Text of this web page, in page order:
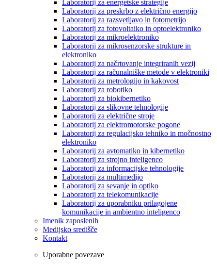
Laboratorij za energetske strategije
Laboratorij za preskrbo z električno energijo
Laboratorij za razsvetljavo in fotometrijo
Laboratorij za fotovoltaiko in optoelektroniko
Laboratorij za mikroelektroniko
Laboratorij za mikrosenzorske strukture in
elektroniko
Laboratorij za načrtovanje integriranih vezij
Laboratorij za računalniške metode v elektroniki
Laboratorij za metrologijo in kakovost
Laboratorij za robotiko
Laboratorij za biokibernetiko
Laboratorij za slikovne tehnologije
Laboratorij za električne stroje
Laboratorij za elektromotorske pogone
Laboratorij za regulacijsko tehniko in močnostno
elektroniko
Laboratorij za avtomatiko in kibernetiko
Laboratorij za strojno inteligenco
Laboratorij za informacijske tehnologije
Laboratorij za multimedijo
Laboratorij za sevanje in optiko
Laboratorij za telekomunikacije
Laboratorij za uporabniku prilagojene
komunikacije in ambientno inteligenco
Imenik zaposlenih
Medijsko središče
Kontakt
Uporabne povezave